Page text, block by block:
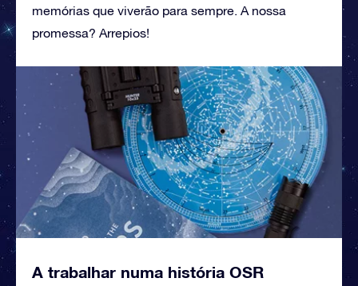
memórias que viverão para sempre. A nossa
promessa? Arrepios!
A trabalhar numa história OSR